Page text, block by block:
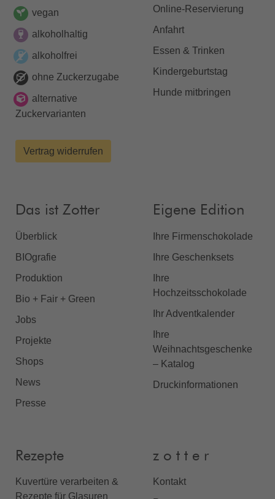
vegan
alkoholhaltig
alkoholfrei
ohne Zuckerzugabe
alternative
Zuckervarianten
Vertrag widerrufen
Online-Reservierung
Anfahrt
Essen & Trinken
Kindergeburtstag
Hunde mitbringen
Das ist Zotter
Überblick
BIOgrafie
Produktion
Bio + Fair + Green
Jobs
Projekte
Shops
News
Presse
Eigene Edition
Ihre Firmenschokolade
Ihre Geschenksets
Ihre
Hochzeitsschokolade
Ihr Adventkalender
Ihre
Weihnachtsgeschenke
– Katalog
Druckinformationen
Rezepte
Kuvertüre verarbeiten &
Rezepte für Glasuren
z o t t e r
Kontakt